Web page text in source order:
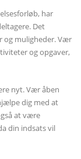
har
Det
og muligheder. Vær
og opgaver,
nyt. Vær åben
dig med at
at være
din indsats vil